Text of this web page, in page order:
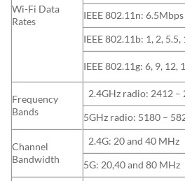
Wi-Fi Data
Rates
IEEE 802.11n:
IEEE 802.11b: 1, 2,
IEEE 802.11g: 6, 9, 12,
Frequency
Bands
2.4GHz radio: 2412 –
5GHz radio: 5180 –
Channel
Bandwidth
2.4G: 20 and 40 MHz
5G: 20,40 and 80 MHz